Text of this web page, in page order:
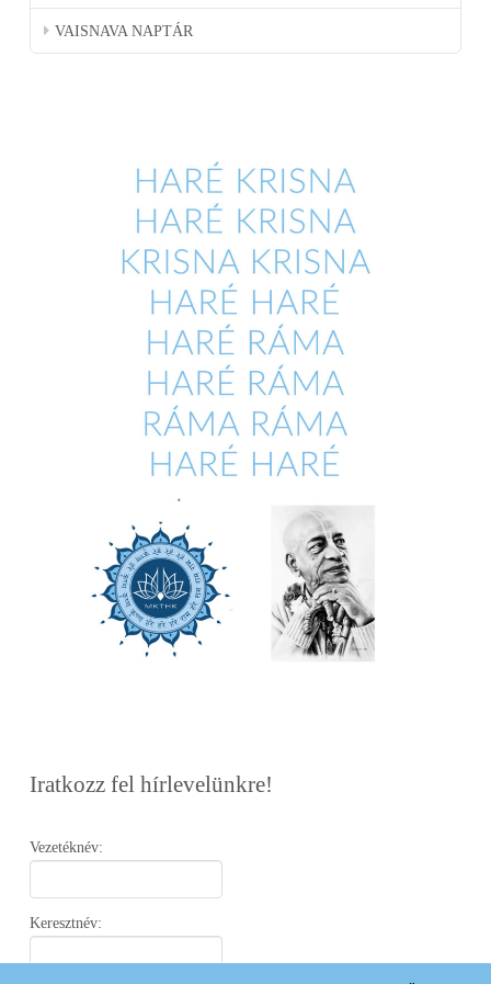
VAISNAVA NAPTÁR
Iratkozz fel hírlevelünkre!
Vezetéknév:
Keresztnév: